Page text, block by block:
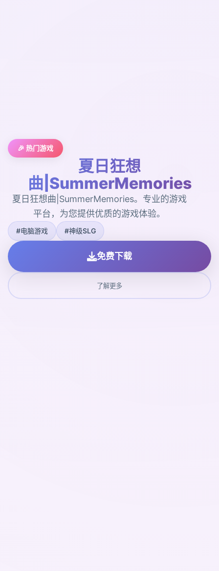
🎉 热门游戏
夏日狂想
曲|SummerMemories
夏日狂想曲|SummerMemories。专业的游戏
平台，为您提供优质的游戏体验。
#电脑游戏 #神级SLG
免费下载
了解更多